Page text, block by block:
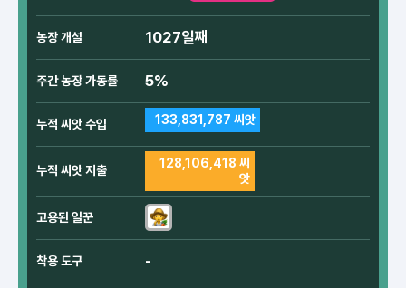
농장 개설 1027일째
주간 농장 가동률 5%
누적 씨앗 수입 133,831,787 씨앗
누적 씨앗 지출
128,106,418 씨
앗
고용된 일꾼
착용 도구 -